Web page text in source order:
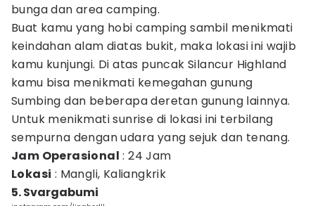
bunga dan area camping.
Buat kamu yang hobi camping sambil menikmati
keindahan alam diatas bukit, maka lokasi ini wajib
kamu kunjungi. Di atas puncak Silancur Highland
kamu bisa menikmati kemegahan gunung
Sumbing dan beberapa deretan gunung lainnya.
Untuk menikmati sunrise di lokasi ini terbilang
sempurna dengan udara yang sejuk dan tenang.
Jam Operasional : 24 Jam
Lokasi : Mangli, Kaliangkrik
5. Svargabumi